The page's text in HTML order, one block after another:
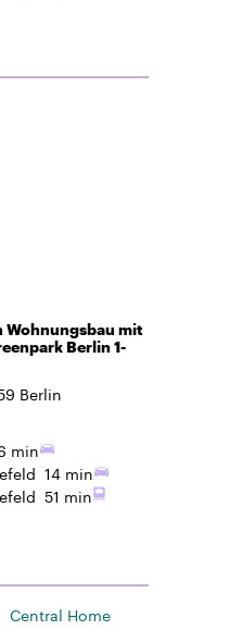
Wohnungsbau mit
Berlin 1-
Berlin
min
14 min
51 min
Central Home